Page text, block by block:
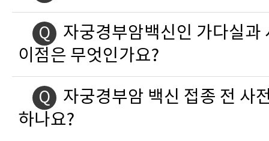
Q
자궁경부암백신인 가다실과
이점은 무엇인가요?
Q
자궁경부암 백신 접종 전 사
하나요?